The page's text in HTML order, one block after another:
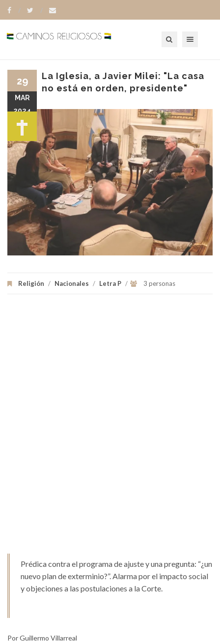
La Iglesia, a Javier Milei: "La casa
no está en orden, presidente"
Religión / Nacionales / Letra P / 3 personas
29
MAR
2024
Prédica contra el programa de ajuste y una pregunta: “¿un
nuevo plan de exterminio?”. Alarma por el impacto social
y objeciones a las postulaciones a la Corte.
Por Guillermo Villarreal